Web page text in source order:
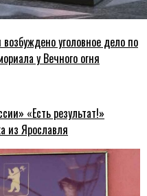
уголовное дело по
у Вечного огня
«Есть результат!»
из Ярославля